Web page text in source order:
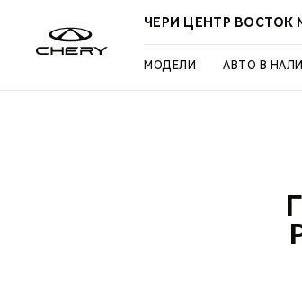
ЧЕРИ ЦЕНТР ВОСТОК
МОДЕЛИ АВТО В